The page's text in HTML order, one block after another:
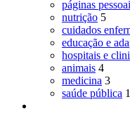
páginas
nutrição 5
cuidados
educação e
hospitais e
animais 4
medicina 3
saúde pública 1